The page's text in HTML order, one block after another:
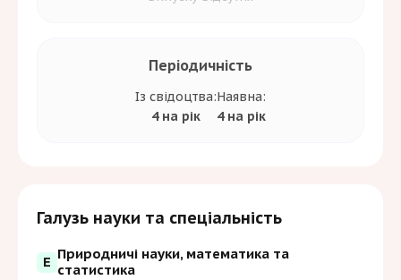
Галузь науки та спеціальність
E Природничі науки, математика та
статистика
Періодичність
Із свідоцтва:
4 на рік
Наявна:
4 на рік